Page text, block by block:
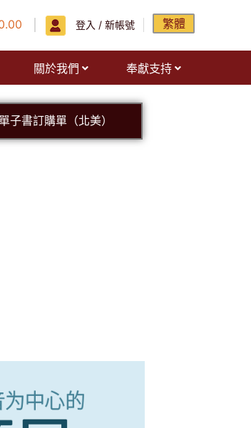
繁體
登入 / 新帳號
關於我們 奉獻支持
子書訂購單（北美）